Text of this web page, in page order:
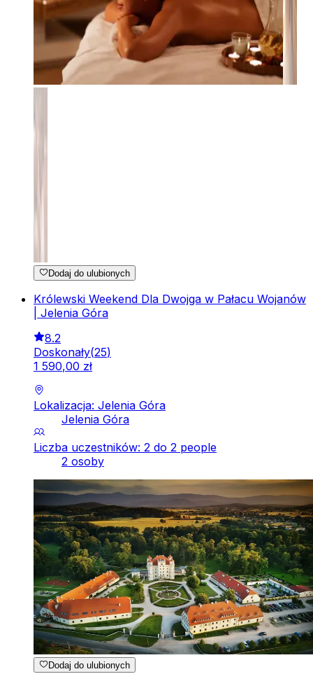
Dodaj do ulubionych
Królewski Weekend Dla Dwojga w Pałacu Wojanów
| Jelenia Góra
8.2
Doskonały(25)
1 590,00 zł
Lokalizacja: Jelenia Góra
Jelenia Góra
Liczba uczestników: 2 do 2 people
2 osoby
Dodaj do ulubionych